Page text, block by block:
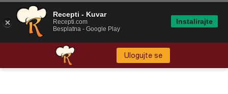
Ulogujte se
Recepti - Kuvar
Recepti.com
Besplatna - Google Play
Instalirajte